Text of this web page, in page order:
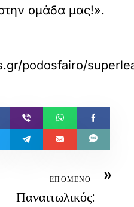
ομάδα μας!».
podosfairo/
»
ΕΠΟΜΕΝΟ
Παναιτωλικός: